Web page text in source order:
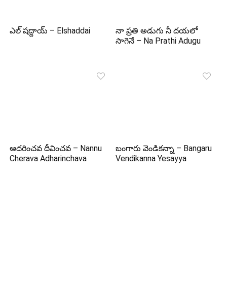
ఎల్ షద్దాయ్ – Elshaddai
నా ప్రతి అడుగు నీ దయలో
సాగెనే – Na Prathi Adugu
ఆదరించవ దీవించవ – Nannu
Cherava Adharinchava
బంగారు వెండికన్నా – Bangaru
Vendikanna Yesayya